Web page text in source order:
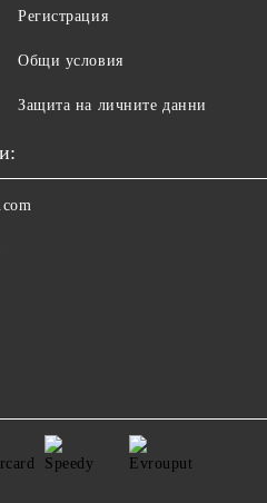
Регистрация
Общи условия
Защита на личните данни